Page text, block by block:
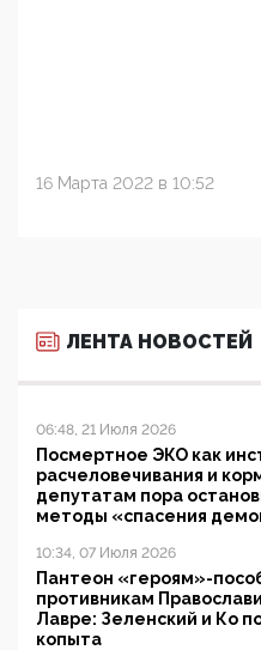
16 Марта 2022 в 10:52
ЛЕНТА НОВОСТЕЙ
06:48, 21 Июля 2026
Посмертное ЭКО как
расчеловечивания и
депутатам пора
методы «спасения
10:34, 07 Июля 2026
Пантеон «героям»-
противникам
Лавре: Зеленский и Ко
копыта